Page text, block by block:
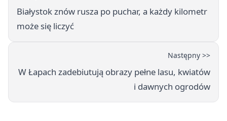
Białystok znów rusza po puchar, a każdy kilometr
może się liczyć
Następny >>
W Łapach zadebiutują obrazy pełne lasu, kwiatów
i dawnych ogrodów